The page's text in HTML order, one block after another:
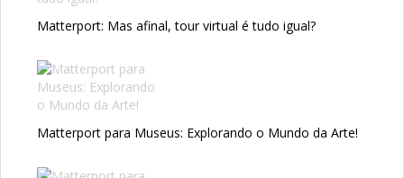
Matterport: Mas afinal, tour virtual é tudo igual?
Matterport para Museus: Explorando o Mundo da Arte!